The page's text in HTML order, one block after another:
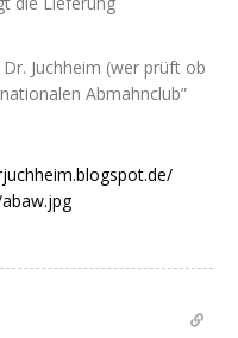
Juch­heim (wer prüft ob
Abmahn­club”